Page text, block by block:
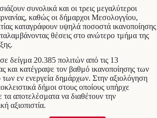
συνολικά και οι τρεις μεγαλύτεροι
καθώς οι δήμαρχοι Μεσολογγίου,
καταγράφουν υψηλά ποσοστά ικανοποίησης
θέσεις στο ανώτερο τμήμα της
δείγμα 20.385 πολιτών από τις 13
και κατέγραψε τον βαθμό ικανοποίησης των
εν ενεργεία δημάρχων. Στην αξιολόγηση
δήμοι στους οποίους υπήρχε
αποτελέσματα να διαθέτουν την
αξιοπιστία.